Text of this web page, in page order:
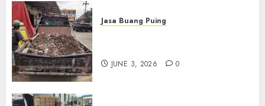
Jasa Buang Puing
JUNE 3, 2026 0